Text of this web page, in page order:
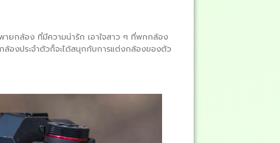
ยกล้อง ที่มีความน่ารัก เอาใจสาว ๆ ที่พกกล้อง
ล้องประจำตัวก็จะได้สนุกกับการแต่งกล้องของตัว